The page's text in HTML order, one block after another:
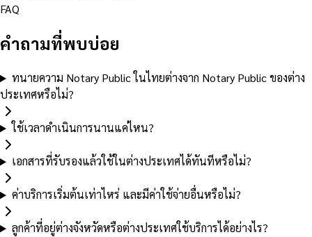
FAQ
คำถามที่พบบ่อย
ทนายความ Notary Public ในไทยต่างจาก Notary Public ของต่าง
ประเทศหรือไม่?
ใช้เวลาดำเนินการนานแค่ไหน?
เอกสารที่รับรองแล้วใช้ในต่างประเทศได้ทันทีหรือไม่?
ค่าบริการเริ่มต้นเท่าไหร่ และมีค่าใช้จ่ายอื่นหรือไม่?
ลูกค้าที่อยู่ต่างจังหวัดหรือต่างประเทศใช้บริการได้อย่างไร?